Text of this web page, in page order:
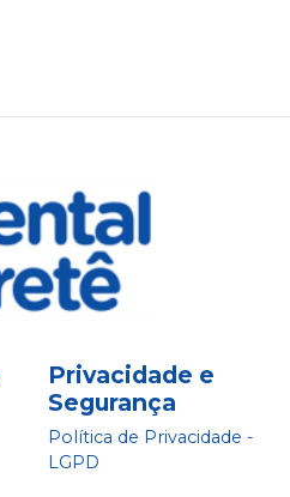
Privacidade e
Segurança
Política de Privacidade -
LGPD